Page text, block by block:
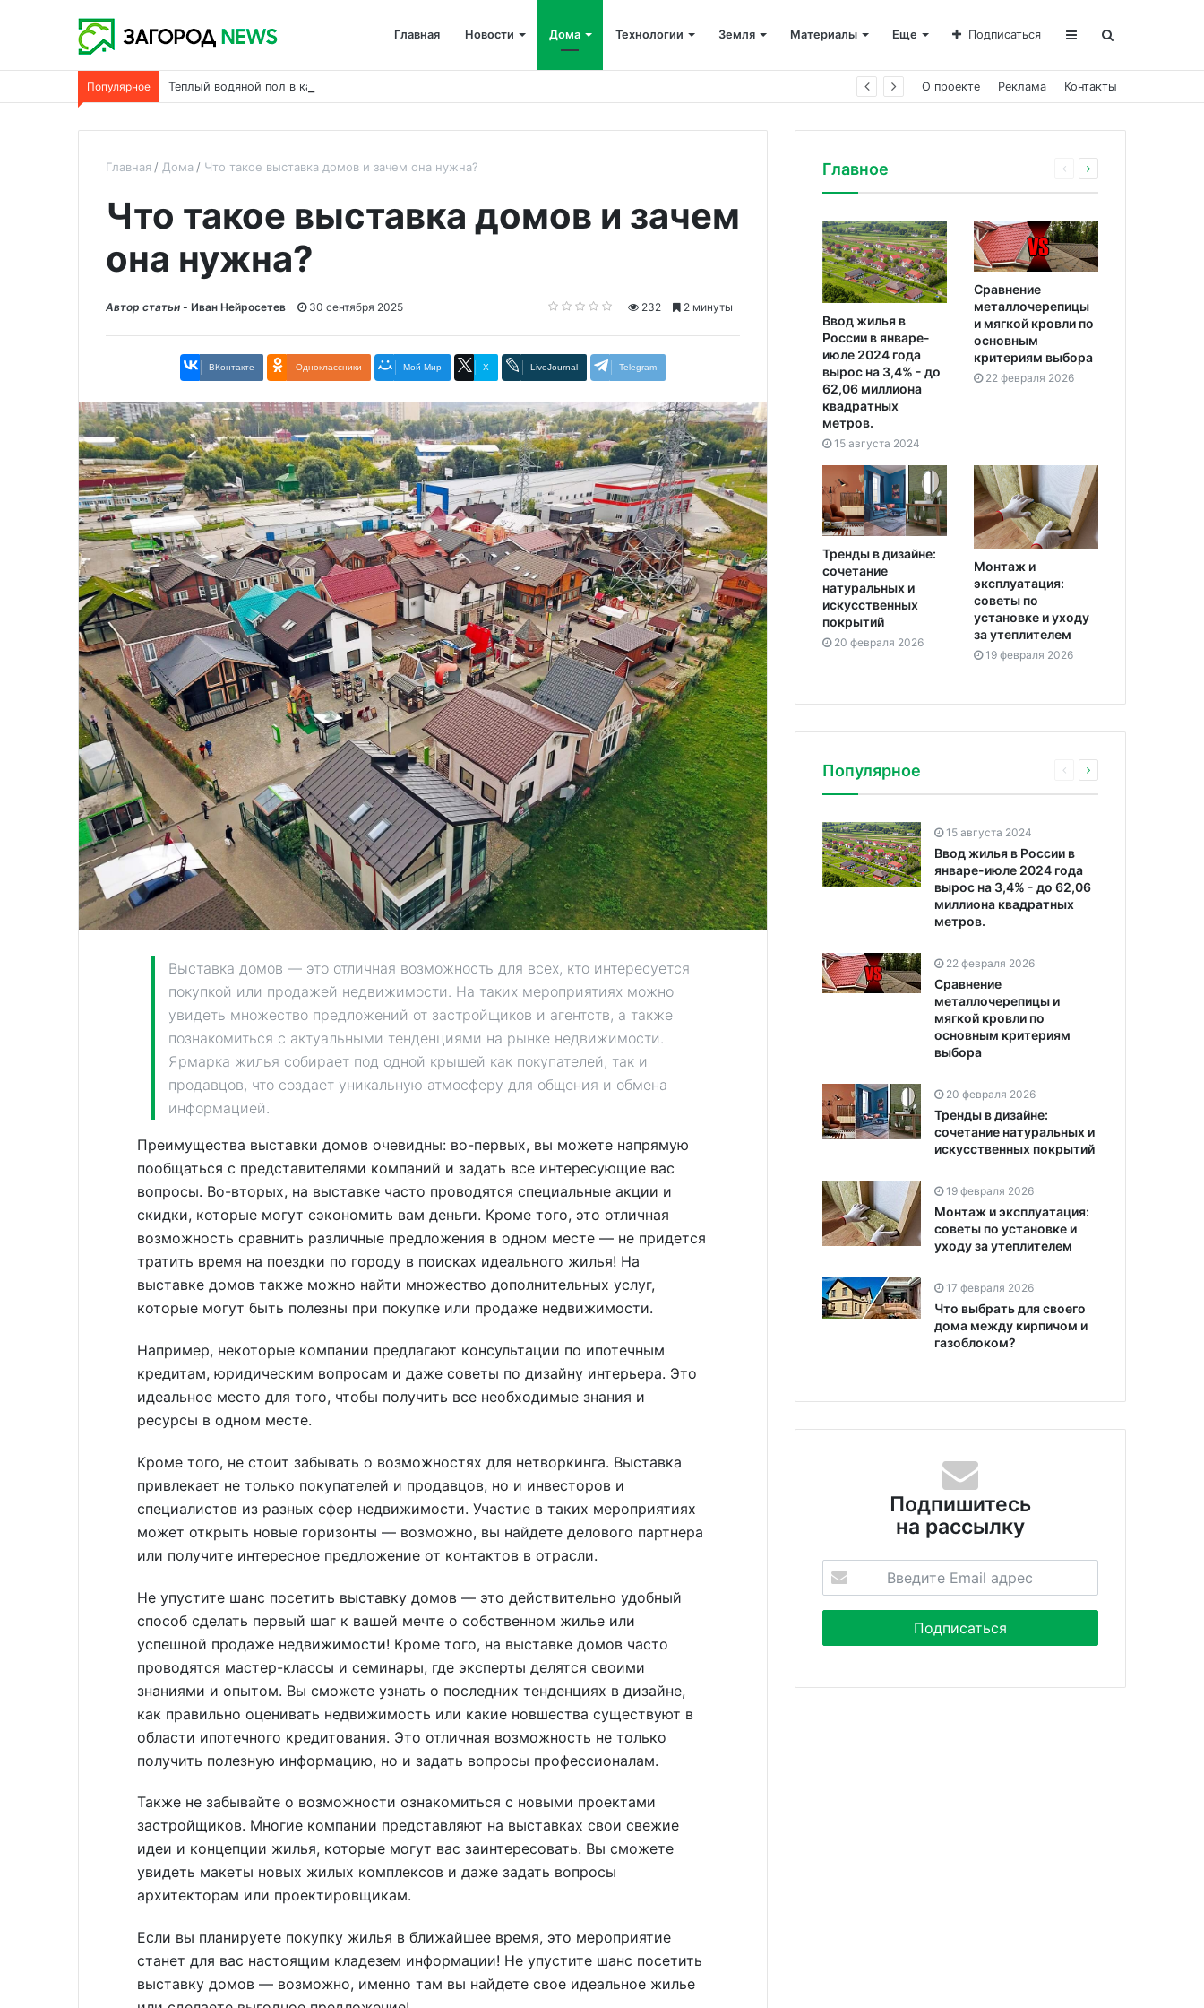
Главная Новости Дома Технологии Земля Материалы Еще Подписаться
Популярное Теплый водяной пол в каркасном дома О проекте Реклама Контакты
Главная Дома Что такое выставка домов и зачем она нужна?
Что такое выставка домов и зачем
она нужна?
Автор статьи - Иван Нейросетев 30 сентября 2025 232 2 минуты
ВКонтакте Одноклассники Мой Мир X LiveJournal Telegram
Выставка домов — это отличная возможность для всех, кто интересуется
покупкой или продажей недвижимости. На таких мероприятиях можно
увидеть множество предложений от застройщиков и агентств, а также
познакомиться с актуальными тенденциями на рынке недвижимости.
Ярмарка жилья собирает под одной крышей как покупателей, так и
продавцов, что создает уникальную атмосферу для общения и обмена
информацией.
Преимущества выставки домов очевидны: во-первых, вы можете напрямую
пообщаться с представителями компаний и задать все интересующие вас
вопросы. Во-вторых, на выставке часто проводятся специальные акции и
скидки, которые могут сэкономить вам деньги. Кроме того, это отличная
возможность сравнить различные предложения в одном месте — не придется
тратить время на поездки по городу в поисках идеального жилья! На
выставке домов также можно найти множество дополнительных услуг,
которые могут быть полезны при покупке или продаже недвижимости.
Например, некоторые компании предлагают консультации по ипотечным
кредитам, юридическим вопросам и даже советы по дизайну интерьера. Это
идеальное место для того, чтобы получить все необходимые знания и
ресурсы в одном месте.
Кроме того, не стоит забывать о возможностях для нетворкинга. Выставка
привлекает не только покупателей и продавцов, но и инвесторов и
специалистов из разных сфер недвижимости. Участие в таких мероприятиях
может открыть новые горизонты — возможно, вы найдете делового партнера
или получите интересное предложение от контактов в отрасли.
Не упустите шанс посетить выставку домов — это действительно удобный
способ сделать первый шаг к вашей мечте о собственном жилье или
успешной продаже недвижимости! Кроме того, на выставке домов часто
проводятся мастер-классы и семинары, где эксперты делятся своими
знаниями и опытом. Вы сможете узнать о последних тенденциях в дизайне,
как правильно оценивать недвижимость или какие новшества существуют в
области ипотечного кредитования. Это отличная возможность не только
получить полезную информацию, но и задать вопросы профессионалам.
Также не забывайте о возможности ознакомиться с новыми проектами
застройщиков. Многие компании представляют на выставках свои свежие
идеи и концепции жилья, которые могут вас заинтересовать. Вы сможете
увидеть макеты новых жилых комплексов и даже задать вопросы
архитекторам или проектировщикам.
Если вы планируете покупку жилья в ближайшее время, это мероприятие
станет для вас настоящим кладезем информации! Не упустите шанс посетить
выставку домов — возможно, именно там вы найдете свое идеальное жилье
Главное
Ввод жилья в
России в январе-
июле 2024 года
вырос на 3,4% - до
62,06 миллиона
квадратных
метров.
15 августа 2024
Сравнение
металлочерепицы
и мягкой кровли по
основным
критериям выбора
22 февраля 2026
Тренды в дизайне:
сочетание
натуральных и
искусственных
покрытий
20 февраля 2026
Монтаж и
эксплуатация:
советы по
установке и уходу
за утеплителем
19 февраля 2026
Популярное
15 августа 2024
Ввод жилья в России в
январе-июле 2024 года
вырос на 3,4% - до 62,06
миллиона квадратных
метров.
22 февраля 2026
Сравнение
металлочерепицы и
мягкой кровли по
основным критериям
выбора
20 февраля 2026
Тренды в дизайне:
сочетание натуральных и
искусственных покрытий
19 февраля 2026
Монтаж и эксплуатация:
советы по установке и
уходу за утеплителем
17 февраля 2026
Что выбрать для своего
дома между кирпичом и
газоблоком?
Подпишитесь
на рассылку